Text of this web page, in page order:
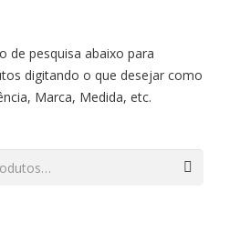
de pesquisa abaixo para
digitando o que desejar como
Marca, Medida, etc.